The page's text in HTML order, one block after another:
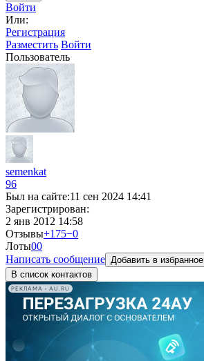
Войти
Или:
Регистрация
Разместить Войти
Пользователь
semenkat
96
Был на сайте:11 сен 2024 14:41
Зарегистрирован:
2 янв 2012 14:58
Отзывы+175−0
Лоты00
Написать сообщение Добавить в избранное
В список контактов
РЕКЛАМА • AU.RU